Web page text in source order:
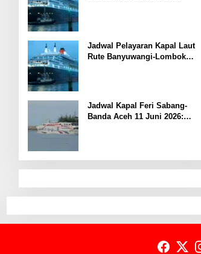
Jadwal Pelayaran Kapal Laut
Rute Banyuwangi-Lombok
Jadwal Kapal Feri Sabang-
Banda Aceh 11 Juni 2026: